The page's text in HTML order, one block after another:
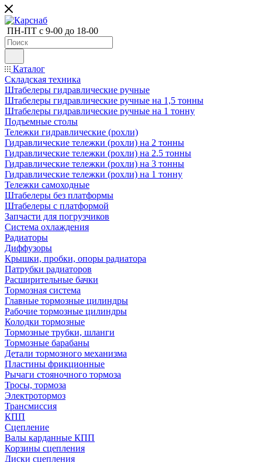
ПН-ПТ с 9-00 до 18-00
Каталог
Складская техника
Штабелеры гидравлические ручные
Штабелеры гидравлические ручные на 1,5 тонны
Штабелеры гидравлические ручные на 1 тонну
Подъемные столы
Тележки гидравлические (рохли)
Гидравлические тележки (рохли) на 2 тонны
Гидравлические тележки (рохли) на 2.5 тонны
Гидравлические тележки (рохли) на 3 тонны
Гидравлические тележки (рохли) на 1 тонну
Тележки самоходные
Штабелеры без платформы
Штабелеры с платформой
Запчасти для погрузчиков
Система охлаждения
Радиаторы
Диффузоры
Крышки, пробки, опоры радиатора
Патрубки радиаторов
Расширительные бачки
Тормозная система
Главные тормозные цилиндры
Рабочие тормозные цилиндры
Колодки тормозные
Тормозные трубки, шланги
Тормозные барабаны
Детали тормозного механизма
Пластины фрикционные
Рычаги стояночного тормоза
Тросы, тормоза
Электротормоз
Трансмиссия
КПП
Сцепление
Валы карданные КПП
Корзины сцепления
Диски сцепления